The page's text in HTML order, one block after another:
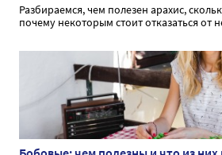
Разбираемся, чем полезен арахис,
почему некоторым стоит отказаться от